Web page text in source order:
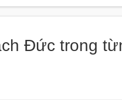
Đức trong